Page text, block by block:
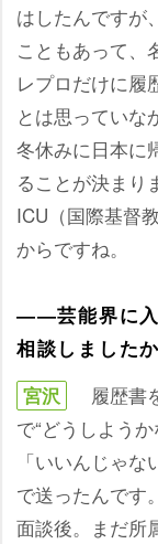
はしたんですが
こともあって、
レプロだけに履
とは思っていな
冬休みに日本に
ることが決まり
ICU（国際基督
からですね。
――芸能界に入
相談しました
宮沢
履歴書
で“どうしよう
「いいんじゃ
で送ったんです
面談後。まだ所